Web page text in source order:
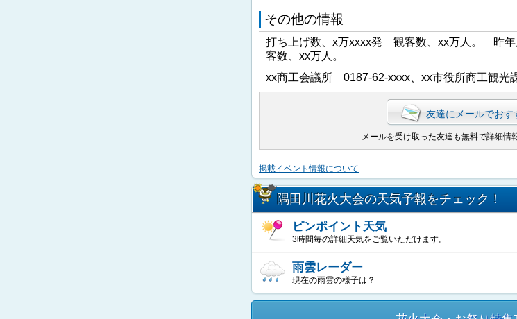
その他の情報
打ち上げ数、x万xxxx発 観客数、xx万人。 昨
客数、xx万人。
xx商工会議所 0187-62-xxxx、xx市役所商工観
友達にメールでおす
メールを受け取った友達も無料で詳細情
掲載イベント情報について
隅田川花火大会の天気予報をチェック！
ピンポイント天気
3時間毎の詳細天気をご覧いただけます。
雨雲レーダー
現在の雨雲の様子は？